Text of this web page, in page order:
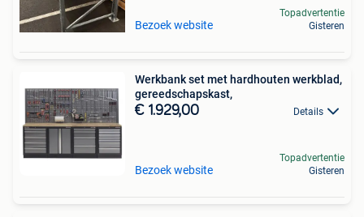
Bezoek website
Topadvertentie
Gisteren
Werkbank set met hardhouten werkblad,
gereedschapskast,
€ 1.929,00 Details
Bezoek website
Topadvertentie
Gisteren